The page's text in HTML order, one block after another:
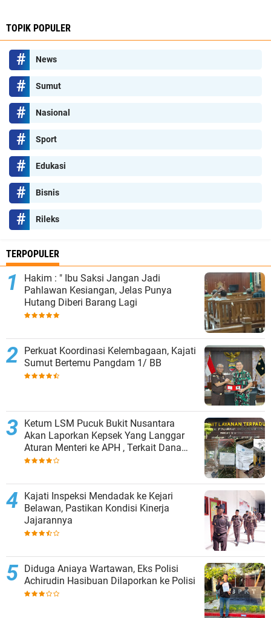
TOPIK POPULER
News
Sumut
Nasional
Sport
Edukasi
Bisnis
Rileks
TERPOPULER
Hakim : " Ibu Saksi Jangan Jadi
Pahlawan Kesiangan, Jelas Punya
Hutang Diberi Barang Lagi
Perkuat Koordinasi Kelembagaan, Kajati
Sumut Bertemu Pangdam 1/ BB
Ketum LSM Pucuk Bukit Nusantara
Akan Laporkan Kepsek Yang Langgar
Aturan Menteri ke APH , Terkait Dana
Revitalisasi Sekolah
Kajati Inspeksi Mendadak ke Kejari
Belawan, Pastikan Kondisi Kinerja
Jajarannya
Diduga Aniaya Wartawan, Eks Polisi
Achirudin Hasibuan Dilaporkan ke Polisi